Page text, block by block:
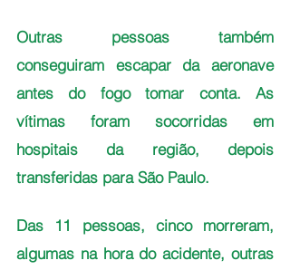
Outras pessoas também
conseguiram escapar da aeronave
antes do fogo tomar conta. As
vítimas foram socorridas em
hospitais da região, depois
transferidas para São Paulo.
Das 11 pessoas, cinco morreram,
algumas na hora do acidente, outras